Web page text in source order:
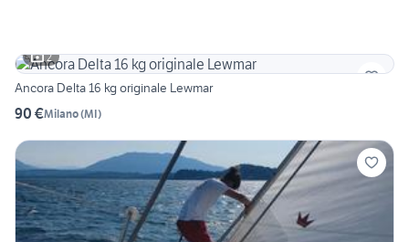
2
Ancora Delta 16 kg originale Lewmar
90 €Milano(MI)